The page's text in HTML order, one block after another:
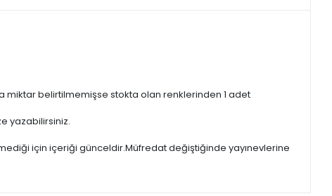
miktar belirtilmemişse stokta olan renklerinden 1 adet
yazabilirsiniz.
için içeriği günceldir.Müfredat değiştiğinde yayınevlerine